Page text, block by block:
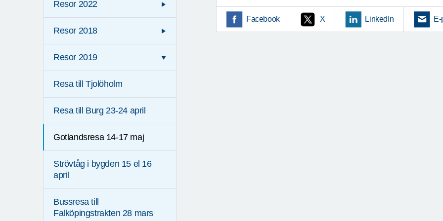
Resor 2022
Resor 2018
Resor 2019
Resa till Tjolöholm
Resa till Burg 23-24 april
Gotlandsresa 14-17 maj
Strövtåg i bygden 15 el 16
april
Bussresa till
Falköpingstrakten 28 mars
Facebook X LinkedIn